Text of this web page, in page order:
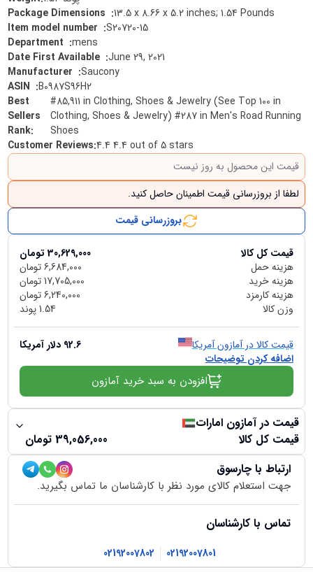
:13.5 x 8.66 x 5.2 inches; 1.54 Pounds
:S20720-15
:mens
:June 29, 2021
:Saucony
:B0987S96H2
Best
Sellers
Rank:
#85,911 in Clothing, Shoes & Jewelry (See Top 100 in
Clothing, Shoes & Jewelry) #287 in Men's Road Running
Shoes
Customer Reviews:4.4 4.4 out of 5 stars
قیمت این محصول به روز نیست
لطفا از بروزرسانی قیمت اطمینان حاصل کنید.
بروزرسانی قیمت
قیمت کل کالا 30,629,000 تومان
هزینه حمل
6,684,000تومان
هزینه خرید
17,705,000تومان
هزینه کارمزد
6,240,000تومان
وزن کالا
1.54پوند
قیمت کالا در آمازون آمریکا 92.6 دلار آمریکا
اضافه کردن توضیحات
افزودن به سبد خرید آمازون
قیمت در آمازون امارات
قیمت کل کالا
39,056,000 تومان
ارتباط با چارسوق
جهت استعلام کالای مورد نظر با کارشناسان ما تماس بگیرید.
تماس با کارشناسان
02192007801
02192007802